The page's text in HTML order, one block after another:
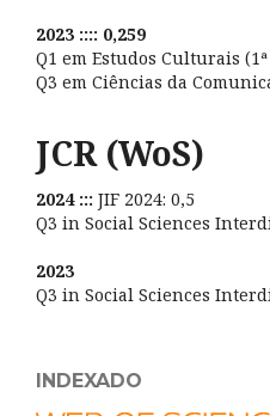
2023 :::: 0,259
Q1 em Estudos Culturais
Q3 em Ciências da
JCR (WoS)
2024 ::: JIF 2024: 0,5
Q3 in Social Sciences
2023
Q3 in Social Sciences
INDEXADO